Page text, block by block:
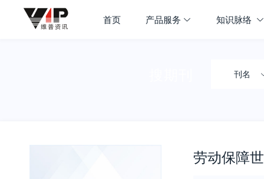
首页 产品服务 知识脉络
刊名
劳动保障